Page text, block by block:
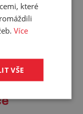
izolační
odolností -55
varianty
které
Více
VŠE